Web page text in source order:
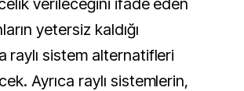
verileceğini ifade eden
yetersiz kaldığı
raylı sistem alternatifleri
Ayrıca raylı sistemlerin,